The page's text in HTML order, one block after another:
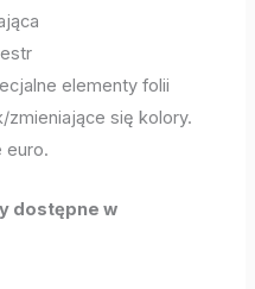
elementy folii
zmieniające się kolory.
euro.
w